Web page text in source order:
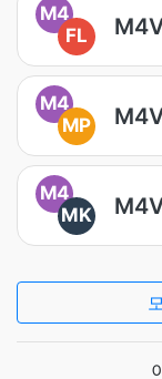
M4
FL
M4
MP
M4
MK